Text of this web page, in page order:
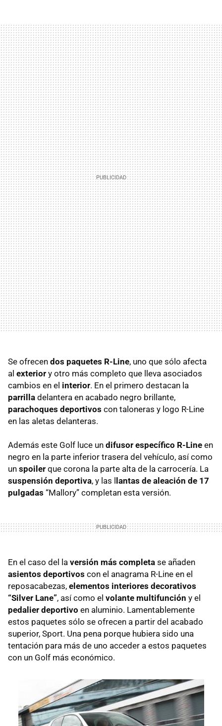
Se ofrecen dos paquetes R-Line, uno que sólo afecta
al exterior y otro más completo que lleva asociados
cambios en el interior. En el primero destacan la
parrilla delantera en acabado negro brillante,
parachoques deportivos con taloneras y logo R-Line
en las aletas delanteras.
Además este Golf luce un difusor específico R-Line en
negro en la parte inferior trasera del vehículo, así como
un spoiler que corona la parte alta de la carrocería. La
suspensión deportiva, y las l
lantas de aleación de 17
pulgadas “Mallory” completan esta versión.
En el caso del la versión más completa se añaden
asientos deportivos con el anagrama R-Line en el
reposacabezas, elementos interiores decorativos
“Silver Lane”, así como el volante multifunción y el
pedalier deportivo en aluminio. Lamentablemente
estos paquetes sólo se ofrecen a partir del acabado
superior, Sport. Una pena porque hubiera sido una
tentación para más de uno acceder a estos paquetes
con un Golf más económico.